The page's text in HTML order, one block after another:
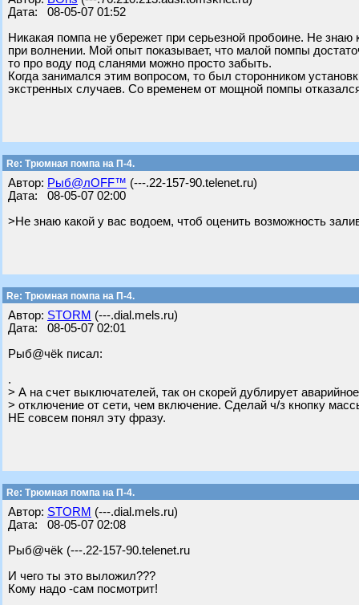
Дата: 08-05-07 01:52
Никакая помпа не убережет при серьезной пробоине. Не
при волнении. Мой опыт показывает, что малой помпы
то про воду под сланями можно просто забыть.
Когда занимался этим вопросом, то был сторонником
экстренных случаев. Со временем от мощной помпы
Re: Трюмная помпа на П-4.
Автор: Рыб@лOFF™ (---.22-157-90.telenet.ru)
Дата: 08-05-07 02:00
>Не знаю какой у вас водоем, чтоб оценить возможность
Re: Трюмная помпа на П-4.
Автор: STORM (---.dial.mels.ru)
Дата: 08-05-07 02:01
Рыб@чёk писал:
.
> А на счет выключателей, так он скорей дублирует аварийное
> отключение от сети, чем включение. Сделай ч/з кнопку
НЕ совсем понял эту фразу.
Re: Трюмная помпа на П-4.
Автор: STORM (---.dial.mels.ru)
Дата: 08-05-07 02:08
Рыб@чёk (---.22-157-90.telenet.ru
И чего ты это выложил???
Кому надо -сам посмотрит!